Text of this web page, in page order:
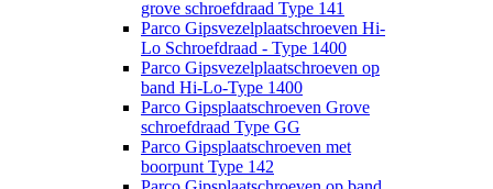
grove schroefdraad Type 141
Parco Gipsvezelplaatschroeven Hi-
Lo Schroefdraad - Type 1400
Parco Gipsvezelplaatschroeven op
band Hi-Lo-Type 1400
Parco Gipsplaatschroeven Grove
schroefdraad Type GG
Parco Gipsplaatschroeven met
boorpunt Type 142